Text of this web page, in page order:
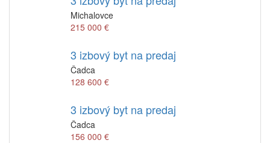
Michalovce
215 000 €
3 izbový byt na predaj
Čadca
128 600 €
3 izbový byt na predaj
Čadca
156 000 €